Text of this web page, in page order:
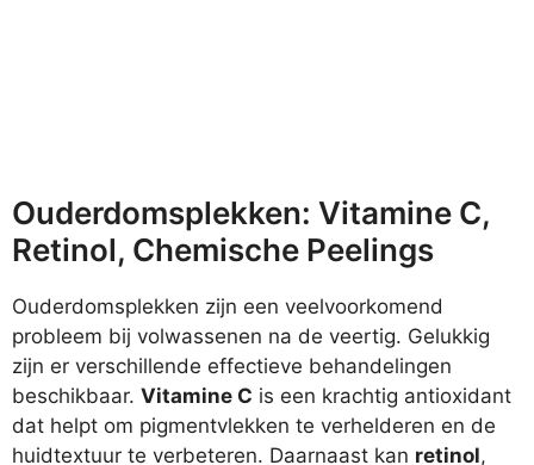
Ouderdomsplekken: Vitamine C,
Retinol, Chemische Peelings
Ouderdomsplekken zijn een veelvoorkomend
probleem bij volwassenen na de veertig. Gelukkig
zijn er verschillende effectieve behandelingen
beschikbaar. Vitamine C is een krachtig antioxidant
dat helpt om pigmentvlekken te verhelderen en de
huidtextuur te verbeteren. Daarnaast kan retinol,